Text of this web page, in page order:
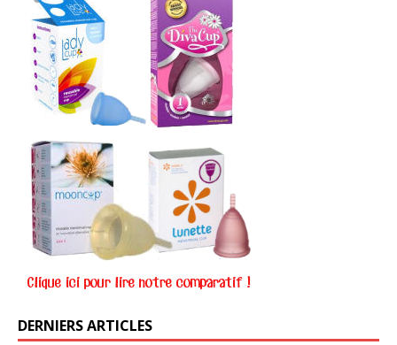
DERNIERS ARTICLES